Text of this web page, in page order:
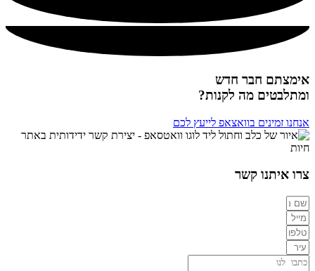
אימצתם חבר חדש
ומתלבטים מה לקנות?
אנחנו זמינים בוואצאפ לייעץ לכם
צרו איתנו קשר